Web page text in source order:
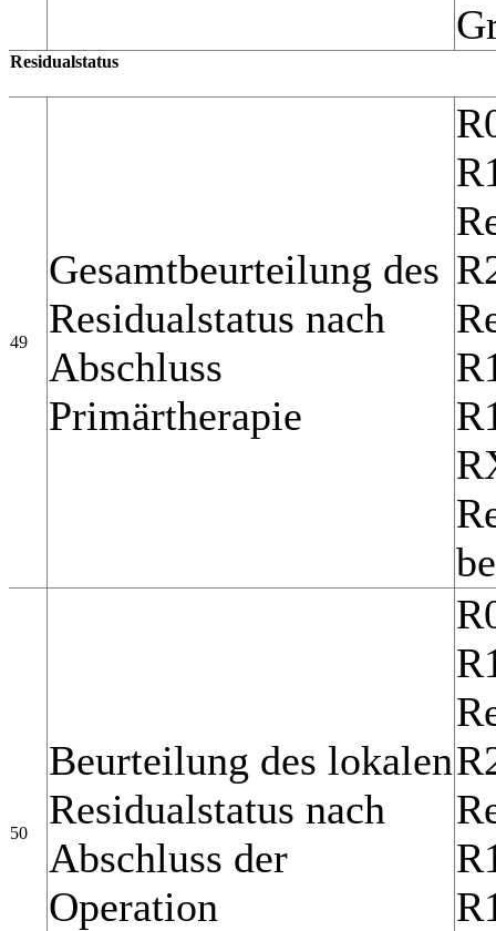
Residualstatus
49
Gesamtbeurteilung des
Residualstatus nach
Abschluss
Primärtherapie
50
Beurteilung des lokalen
Residualstatus nach
Abschluss der
Operation